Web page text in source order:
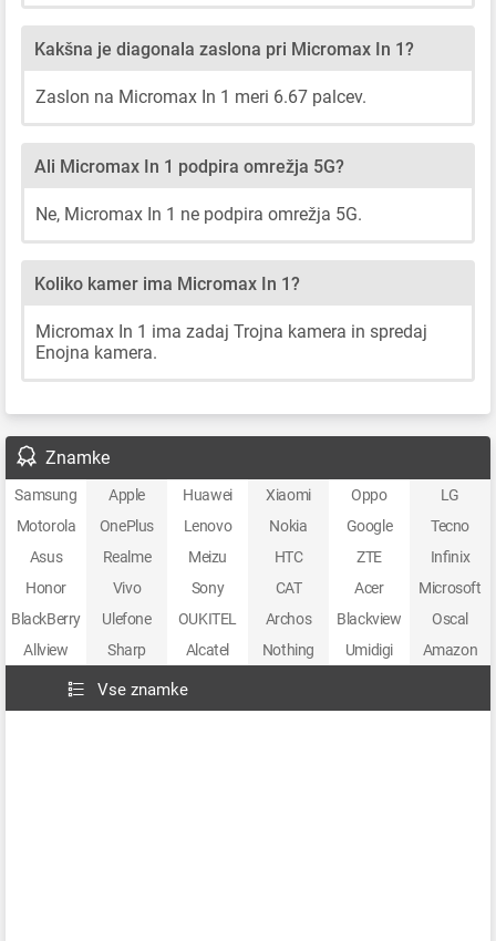
Kakšna je diagonala zaslona pri Micromax In 1?
Zaslon na Micromax In 1 meri 6.67 palcev.
Ali Micromax In 1 podpira omrežja 5G?
Ne, Micromax In 1 ne podpira omrežja 5G.
Koliko kamer ima Micromax In 1?
Micromax In 1 ima zadaj Trojna kamera in spredaj
Enojna kamera.
Znamke
Samsung Apple Huawei Xiaomi Oppo
LG
Motorola
OnePlus Lenovo Nokia Google
Tecno
Asus
Realme Meizu HTC ZTE
Infinix
Honor
Vivo Sony CAT Acer
Microsoft
BlackBerry
Ulefone OUKITEL Archos Blackview
Oscal
Allview
Sharp Alcatel Nothing Umidigi Amazon
Vse znamke